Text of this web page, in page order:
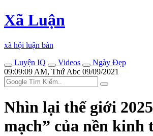
Xã Luận
xã hội luận bàn
Luyện IQ
Videos
Ngày Đẹp
09:09:09 AM, Thứ Abc 09/09/2021
Nhìn lại thế giới
mạch” của nền kinh